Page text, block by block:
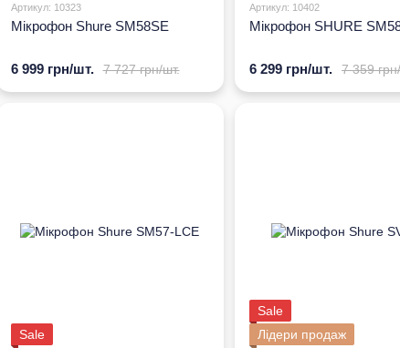
Чергове досягнення компанії сталося в 1946 році. Разом з тим,
мікрофонна система для артистів.
Артикул: 10323
Мікрофон Shure SM58SE
7 727 грн/шт.
6 999 грн/шт.
Артикул: 10402
Мікрофон SHURE
7 359
6 299 грн/шт.
Sale
Sale
Лідери продаж